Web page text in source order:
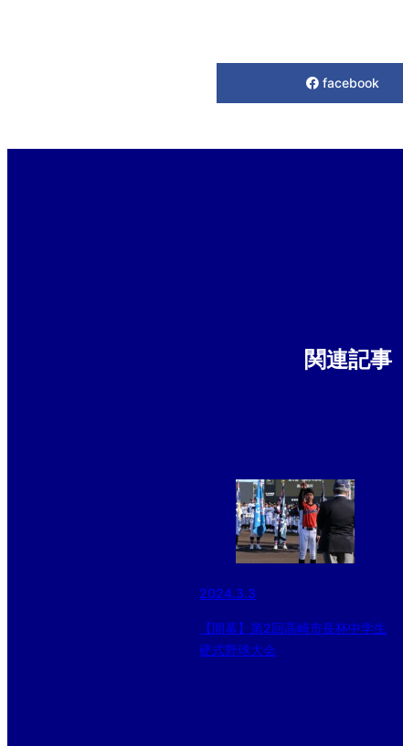
facebook
関連記事
2024.3.3
【開幕】第2回高崎市長杯中学生
硬式野球大会